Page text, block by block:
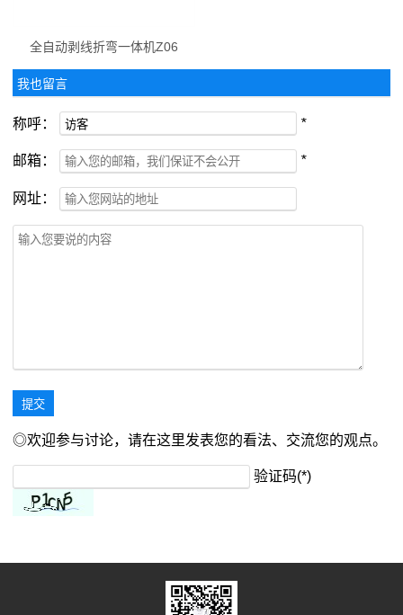
全自动剥线折弯一体机Z06
我也留言
称呼： *
邮箱： *
网址：
◎欢迎参与讨论，请在这里发表您的看法、交流您的观点。
验证码(*)